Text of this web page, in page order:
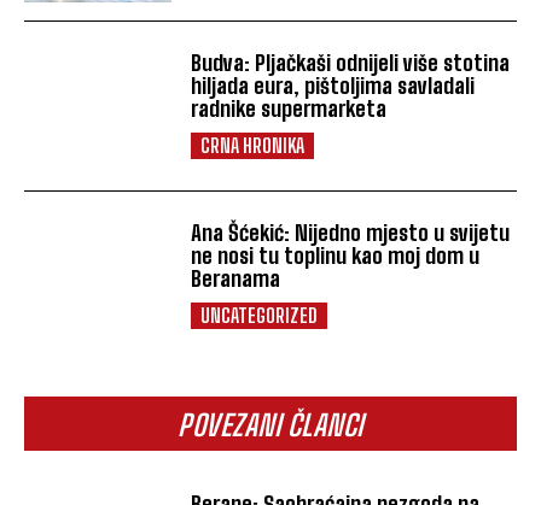
Budva: Pljačkaši odnijeli više stotina
hiljada eura, pištoljima savladali
radnike supermarketa
CRNA HRONIKA
Ana Šćekić: Nijedno mjesto u svijetu
ne nosi tu toplinu kao moj dom u
Beranama
UNCATEGORIZED
POVEZANI ČLANCI